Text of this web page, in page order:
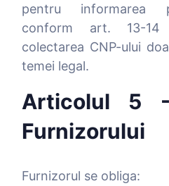
pentru informarea
conform art. 13-
colectarea CNP-ului
temei legal.
Articolul 5
Furnizorului
Furnizorul se obliga: